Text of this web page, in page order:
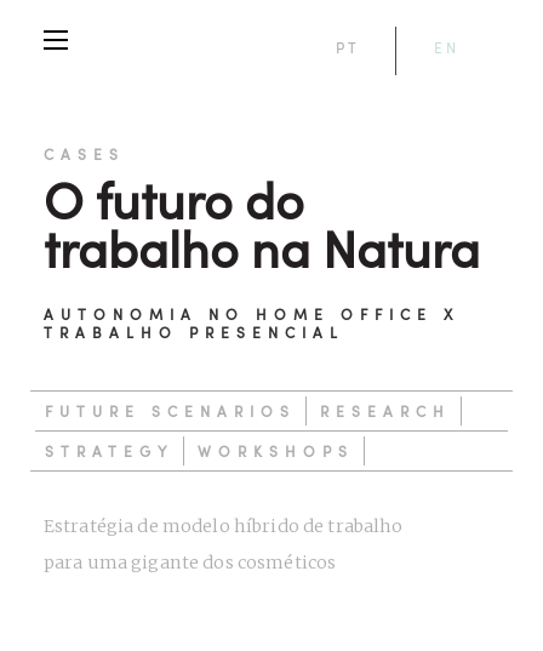
PT EN
CASES
O futuro do
trabalho na Natura
AUTONOMIA NO HOME OFFICE X
TRABALHO PRESENCIAL
FUTURE SCENARIOS RESEARCH
STRATEGY WORKSHOPS
Estratégia de modelo híbrido de trabalho
para uma gigante dos cosméticos